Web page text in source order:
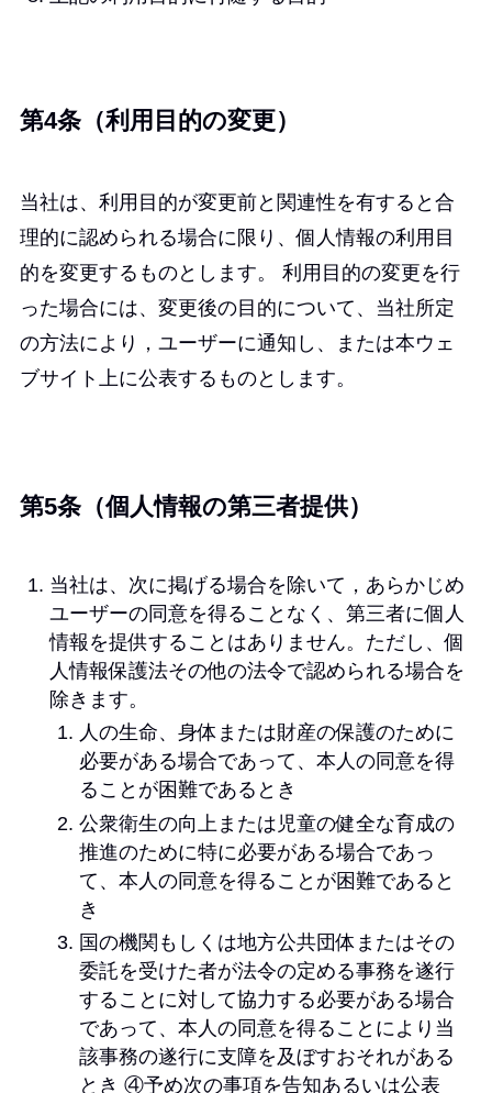
第4条（利用目的の変更）
当社は、利用目的が変更前と関連性を有すると合
理的に認められる場合に限り、個人情報の利用目
的を変更するものとします。 利用目的の変更を行
った場合には、変更後の目的について、当社所定
の方法により，ユーザーに通知し、または本ウェ
ブサイト上に公表するものとします。
第5条（個人情報の第三者提供）
当社は、次に掲げる場合を除いて，あらかじめ
ユーザーの同意を得ることなく、第三者に個人
情報を提供することはありません。ただし、個
人情報保護法その他の法令で認められる場合を
除きます。
人の生命、身体または財産の保護のために
必要がある場合であって、本人の同意を得
ることが困難であるとき
公衆衛生の向上または児童の健全な育成の
推進のために特に必要がある場合であっ
て、本人の同意を得ることが困難であると
き
国の機関もしくは地方公共団体またはその
委託を受けた者が法令の定める事務を遂行
することに対して協力する必要がある場合
であって、本人の同意を得ることにより当
該事務の遂行に支障を及ぼすおそれがある
とき ④予め次の事項を告知あるいは公表